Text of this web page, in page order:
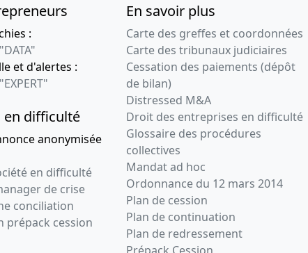
23-04-2020
Procès-verbal
d'assemblée, Liste
des souscripteurs,
Attestation de
dépôt des fonds et
liste des
souscripteurs,
Statuts constitutifs
Nomination de
président ,
27-03-2020
:
et d'alertes :
en difficulté
anonymisée
en difficulté
de crise
conciliation
prépack cession
En savoir plus
Carte des greffes et coordonnées
Carte des tribunaux judiciaires
Cessation des paiements (dépôt
de bilan)
Distressed M&A
Droit des entreprises en difficulté
Glossaire des procédures
collectives
Mandat ad hoc
Ordonnance du 12 mars 2014
Plan de cession
Plan de continuation
Plan de redressement